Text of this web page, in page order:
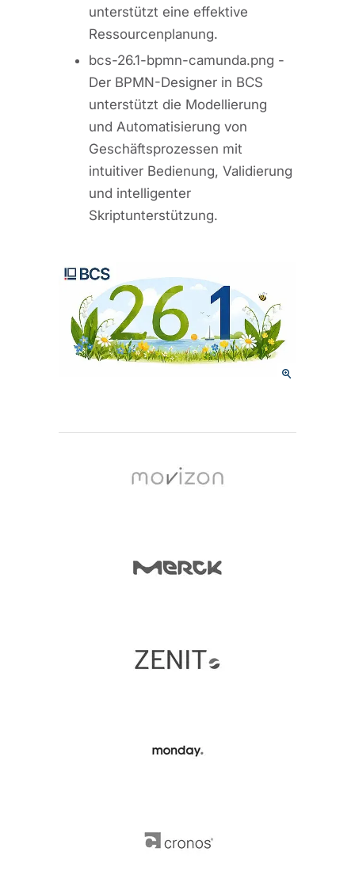
unterstützt eine effektive
Ressourcenplanung.
bcs-26.1-bpmn-camunda.png -
Der BPMN-Designer in BCS
unterstützt die Modellierung
und Automatisierung von
Geschäftsprozessen mit
intuitiver Bedienung, Validierung
und intelligenter
Skriptunterstützung.